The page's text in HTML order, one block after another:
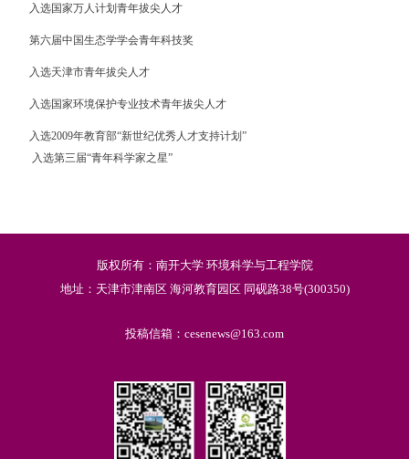
入选国家万人计划青年拔尖人才
第六届中国生态学学会青年科技奖
入选天津市青年拔尖人才
入选国家环境保护专业技术青年拔尖人才
入选2009年教育部“新世纪优秀人才支持计划”
入选第三届“青年科学家之星”
版权所有：南开大学 环境科学与工程学院
地址：天津市津南区 海河教育园区 同砚路38号(300350)
投稿信箱：cesenews@163.com